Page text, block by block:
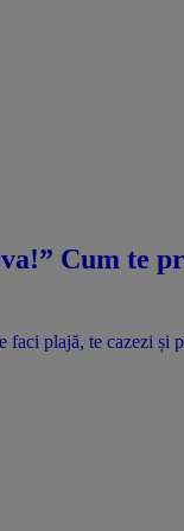
Cum te
plajă, te cazezi și